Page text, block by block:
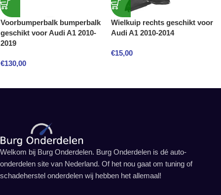
Voorbumperbalk bumperbalk
geschikt voor Audi A1 2010-
2019
€130,00
Wielkuip rechts geschikt voor
Audi A1 2010-2014
€15,00
Welkom bij Burg Onderdelen. Burg Onderdelen is dé auto-
onderdelen site van Nederland. Of het nou gaat om tuning of
schadeherstel onderdelen wij hebben het allemaal!